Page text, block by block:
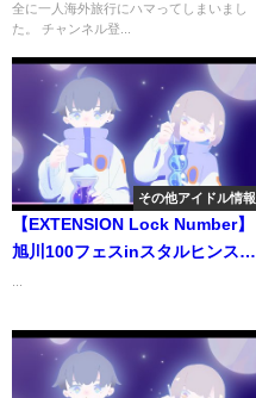
全に一人海外旅行にハマってしまいまし
た。 チャンネル登...
その他アイドル情報
【EXTENSION Lock Number】
旭川100フェスinスタルヒンスタ
...